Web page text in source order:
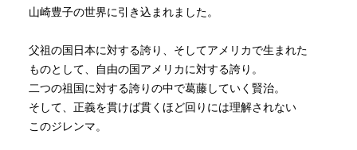
山崎豊子の世界に引き込まれました。
父祖の国日本に対する誇り、そしてアメリカで生まれた
ものとして、自由の国アメリカに対する誇り。
二つの祖国に対する誇りの中で葛藤していく賢治。
そして、正義を貫けば貫くほど回りには理解されない
このジレンマ。